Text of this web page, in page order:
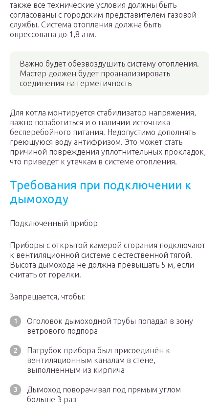
также все технические условия должны быть
согласованы с городским представителем газовой
службы. Система отопления должна быть
опрессована до 1,8 атм.
Важно будет обезвоздушить систему отопления.
Мастер должен будет проанализировать
соединения на герметичность
Для котла монтируется стабилизатор напряжения,
важно позаботиться и о наличии источника
бесперебойного питания. Недопустимо дополнять
греющуюся воду антифризом. Это может стать
причиной повреждения уплотнительных прокладок,
что приведет к утечкам в системе отопления.
Требования при подключении к
дымоходу
Подключенный прибор
Приборы с открытой камерой сгорания подключают
к вентиляционной системе с естественной тягой.
Высота дымохода не должна превышать 5 м, если
считать от горелки.
Запрещается, чтобы:
Оголовок дымоходной трубы попадал в зону
ветрового подпора
Патрубок прибора был присоединён к
вентиляционным каналам в стене,
выполненным из кирпича
Дымоход поворачивал под прямым углом
больше 3 раз